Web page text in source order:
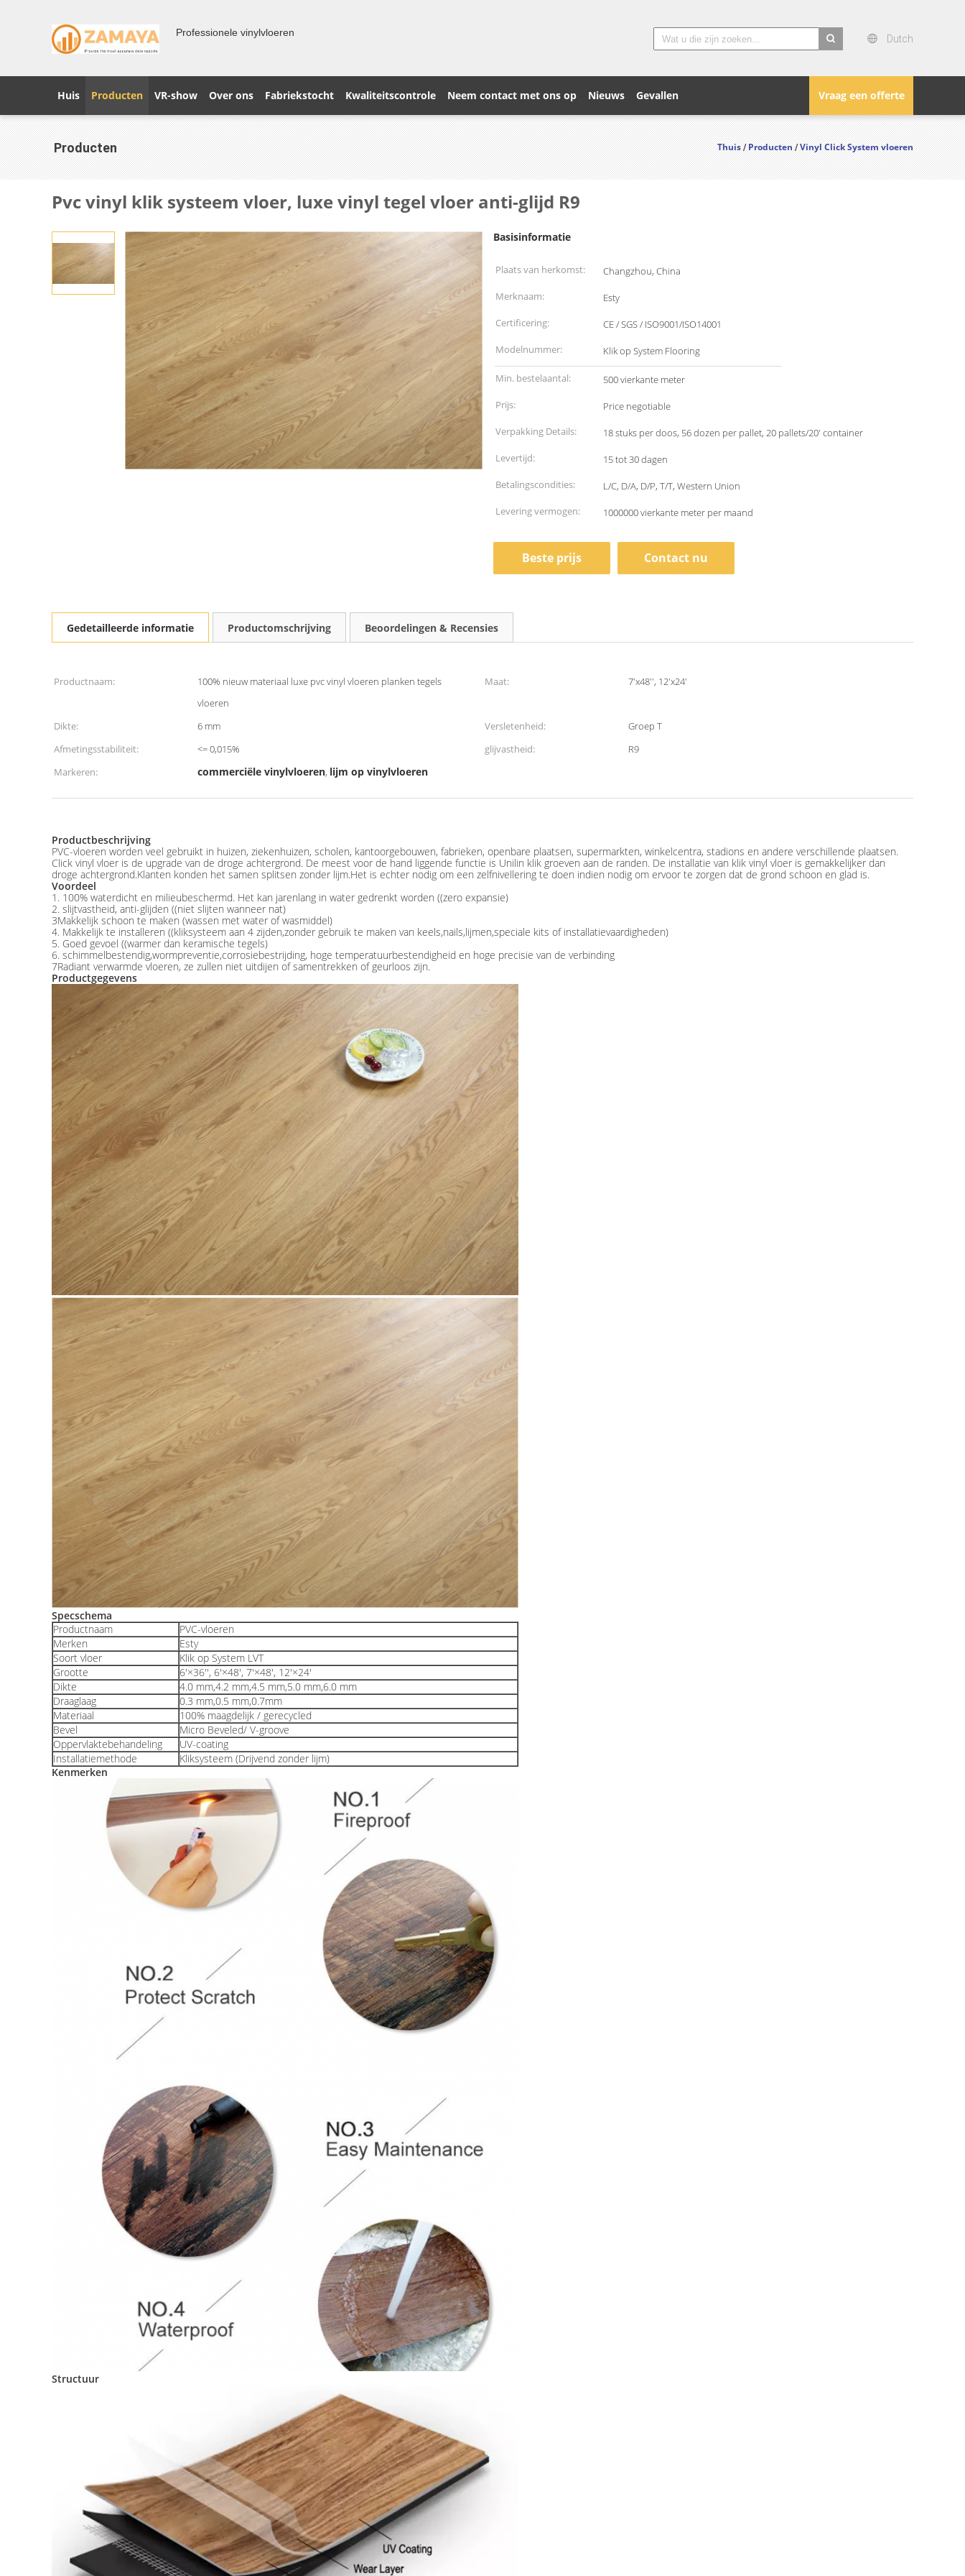
Professionele vinylvloeren
Dutch
Vraag een offerte
Huis Producten VR-show Over ons Fabriekstocht Kwaliteitscontrole Neem contact met ons op Nieuws Gevallen
Producten Thuis /Producten/Vinyl Click System vloeren
Pvc vinyl klik systeem vloer, luxe vinyl tegel vloer anti-glijd R9
Basisinformatie
Plaats van herkomst:
Changzhou, China
Merknaam:
Esty
Certificering:
CE / SGS / ISO9001/ISO14001
Modelnummer:
Klik op System Flooring
Min. bestelaantal:
500 vierkante meter
Prijs:
Price negotiable
Verpakking Details:
18 stuks per doos, 56 dozen per pallet, 20 pallets/20' container
Levertijd:
15 tot 30 dagen
Betalingscondities:
L/C, D/A, D/P, T/T, Western Union
Levering vermogen:
1000000 vierkante meter per maand
Beste prijs Contact nu
Gedetailleerde informatie Productomschrijving Beoordelingen & Recensies
Productnaam:
100% nieuw materiaal luxe pvc vinyl vloeren planken tegels
vloeren
Maat: 7'x48'', 12'x24'
Dikte: 6 mm Versletenheid:
Groep T
Afmetingsstabiliteit:
<= 0,015% glijvastheid:
R9
Markeren:
commerciële vinylvloeren, lijm op vinylvloeren
Productbeschrijving
PVC-vloeren worden veel gebruikt in huizen, ziekenhuizen, scholen, kantoorgebouwen, fabrieken, openbare plaatsen, supermarkten, winkelcentra, stadions en andere verschillende plaatsen.
Click vinyl vloer is de upgrade van de droge achtergrond. De meest voor de hand liggende functie is Unilin klik groeven aan de randen. De installatie van klik vinyl vloer is gemakkelijker dan
droge achtergrond.Klanten konden het samen splitsen zonder lijm.Het is echter nodig om een zelfnivellering te doen indien nodig om ervoor te zorgen dat de grond schoon en glad is.
Voordeel
1. 100% waterdicht en milieubeschermd. Het kan jarenlang in water gedrenkt worden ((zero expansie)
2. slijtvastheid, anti-glijden ((niet slijten wanneer nat)
3Makkelijk schoon te maken (wassen met water of wasmiddel)
4. Makkelijk te installeren ((kliksysteem aan 4 zijden,zonder gebruik te maken van keels,nails,lijmen,speciale kits of installatievaardigheden)
5. Goed gevoel ((warmer dan keramische tegels)
6. schimmelbestendig,wormpreventie,corrosiebestrijding, hoge temperatuurbestendigheid en hoge precisie van de verbinding
7Radiant verwarmde vloeren, ze zullen niet uitdijen of samentrekken of geurloos zijn.
Productgegevens
Specschema
Productnaam
PVC-vloeren
Merken
Esty
Soort vloer
Klik op System LVT
Grootte
6'×36'', 6'×48', 7'×48', 12'×24'
Dikte
4.0 mm,4.2 mm,4.5 mm,5.0 mm,6.0 mm
Draaglaag
0.3 mm,0.5 mm,0.7mm
Materiaal
100% maagdelijk / gerecycled
Bevel
Micro Beveled/ V-groove
Oppervlaktebehandeling
UV-coating
Installatiemethode
Kliksysteem (Drijvend zonder lijm)
Kenmerken
Structuur